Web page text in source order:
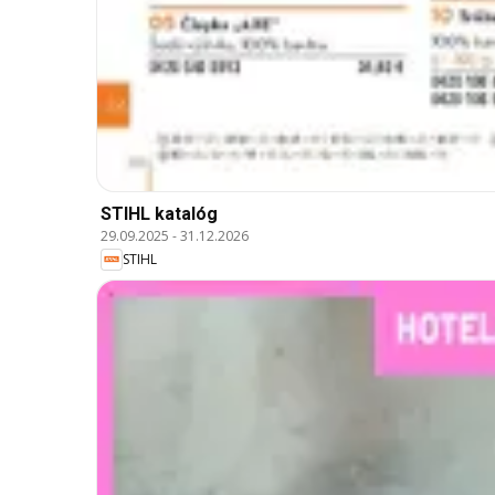
STIHL katalóg
29.09.2025 -31.12.2026
STIHL